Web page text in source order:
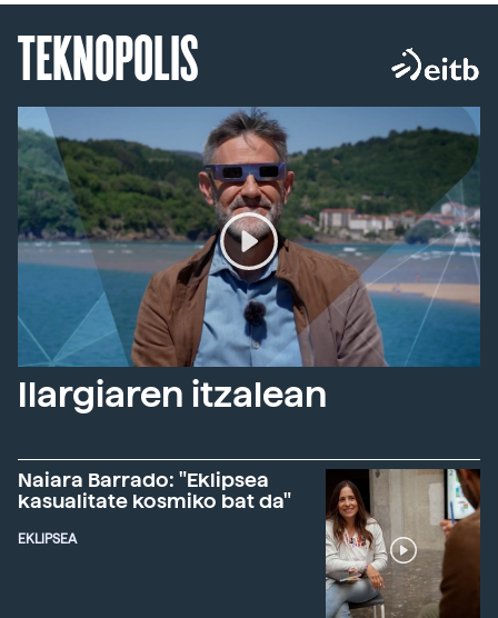
TEKNOPOLIS
Ilargiaren itzalean
Naiara Barrado: "Eklipsea
kasualitate kosmiko bat da"
EKLIPSEA